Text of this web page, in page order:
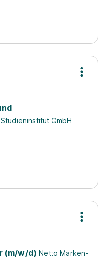
GmbH
(m/w/d) Netto Marken-